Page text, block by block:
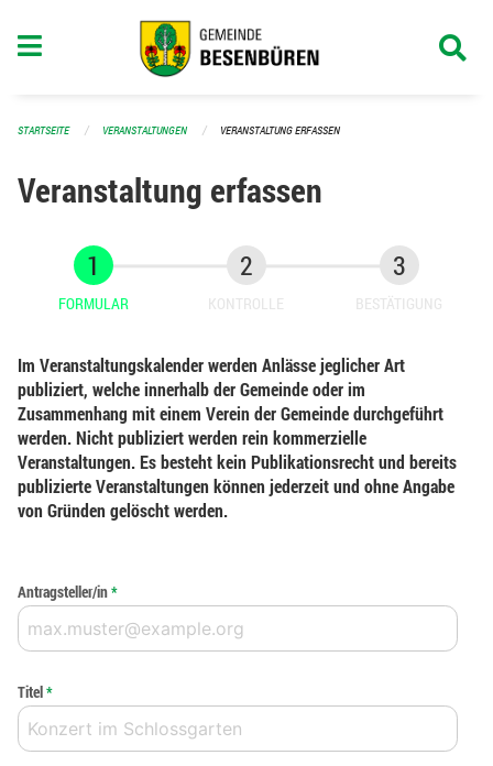
STARTSEITE VERANSTALTUNGEN VERANSTALTUNG ERFASSEN
Veranstaltung erfassen
FORMULAR KONTROLLE BESTÄTIGUNG
Im Veranstaltungskalender werden Anlässe jeglicher Art
publiziert, welche innerhalb der Gemeinde oder im
Zusammenhang mit einem Verein der Gemeinde durchgeführt
werden. Nicht publiziert werden rein kommerzielle
Veranstaltungen. Es besteht kein Publikationsrecht und bereits
publizierte Veranstaltungen können jederzeit und ohne Angabe
von Gründen gelöscht werden.
Antragsteller/in*
Titel*